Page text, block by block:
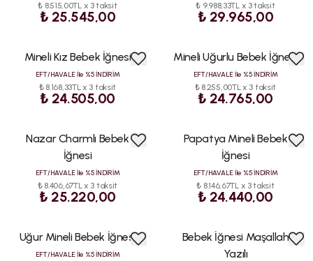
₺ 8.515,00TL x 3 taksit
₺ 25.545,00
₺ 9.988,33TL x 3 taksit
₺ 29.965,00
ÇOKMineli Kız Bebek İğnesi
EFT/HAVALE İle %5 İNDİRİM
₺ 8.168,33TL x 3 taksit
₺ 24.505,00
ÇOK
Mineli Uğurlu Bebek İğnesi
EFT/HAVALE İle %5 İNDİRİM
₺ 8.255,00TL x 3 taksit
₺ 24.765,00
ÇOKNazar Charmlı Bebek
İğnesi
EFT/HAVALE İle %5 İNDİRİM
₺ 8.406,67TL x 3 taksit
₺ 25.220,00
ÇOKPapatya Mineli Bebek
İğnesi
EFT/HAVALE İle %5 İNDİRİM
₺ 8.146,67TL x 3 taksit
₺ 24.440,00
ÇOK
Uğur Mineli Bebek İğnesi
EFT/HAVALE İle %5 İNDİRİM
ÇOKBebek İğnesi Maşallah
Yazılı